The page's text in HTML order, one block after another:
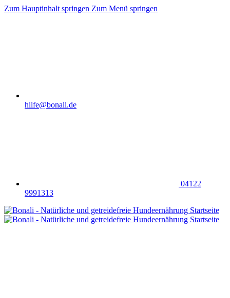
Zum Hauptinhalt springen Zum Menü springen
hilfe@bonali.de
04122
9991313